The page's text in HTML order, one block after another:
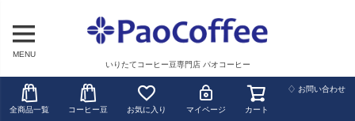
MENU
いりたてコーヒー豆専門店 パオコーヒー
全商品一覧 コーヒー豆 お気に入り マイページ カート
♢ お問い合わせ